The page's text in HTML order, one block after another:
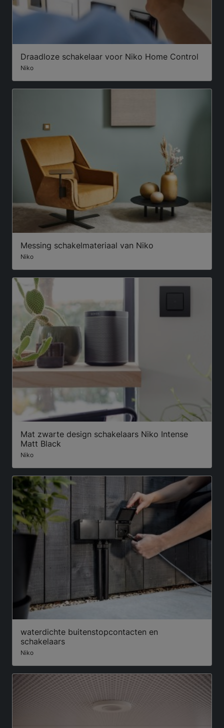
Draadloze schakelaar voor Niko Home Control
Niko
Messing schakelmateriaal van Niko
Niko
Mat zwarte design schakelaars Niko Intense
Matt Black
Niko
waterdichte buitenstopcontacten en
schakelaars
Niko